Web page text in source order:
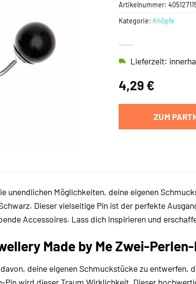
4,29 €
Lieferzeit:
ZUM
Artikelnummer:
Kategorie: Knöpfe
unendlichen Möglichkeiten, deine eigenen
Dieser vielseitige Pin ist der perfekte
Accessoires. Lass dich inspirieren und
Made by Me Zwei-
deine eigenen Schmuckstücke zu